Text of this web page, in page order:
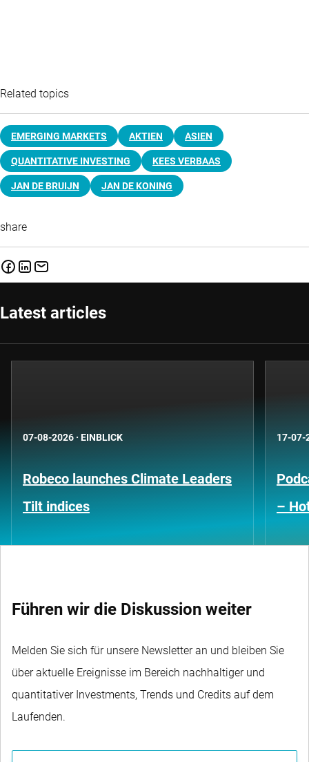
Related topics
EMERGING MARKETS AKTIEN ASIEN
QUANTITATIVE INVESTING KEES VERBAAS
JAN DE BRUIJN JAN DE KONING
share
Latest articles
07-08-2026 · EINBLICK
Robeco launches Climate Leaders
Tilt indices
17-07-
–
Führen wir die Diskussion weiter
Melden Sie sich für unsere Newsletter an und bleiben Sie
über aktuelle Ereignisse im Bereich nachhaltiger und
quantitativer Investments, Trends und Credits auf dem
Laufenden.